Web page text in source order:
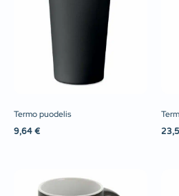
Termo puodelis
9,64 €